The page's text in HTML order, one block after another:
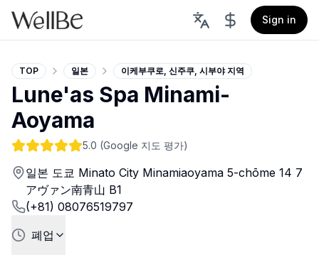
Sign in
TOP 일본 이케부쿠로, 신주쿠, 시부야 지역
Lune'as Spa Minami-
Aoyama
5.0 (Google 지도 평가)
일본 도쿄 Minato City Minamiaoyama 5-chōme 14 7
アヴァン南青山 B1
(+81) 08076519797
폐업